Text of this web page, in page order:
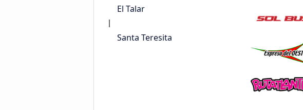
El Talar
Santa Teresita